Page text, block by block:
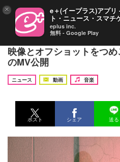
首藤義勝のソロプロジェ
映像とオフショットをつめ
のMV公開
ニュース 動画
音楽
ポスト シェア 送る
× e＋(イープラス)アプリ
ト・ニュース・スマチ
eplus inc.
無料 - Google Play